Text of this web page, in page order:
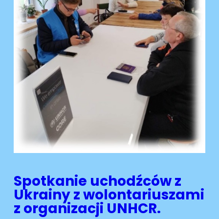
Spotkanie uchodźców z
Ukrainy z wolontariuszami
z organizacji UNHCR.